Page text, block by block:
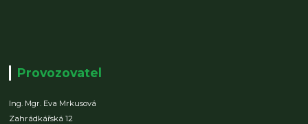
Provozovatel
Ing. Mgr. Eva Mrkusová
Zahrádkářská 12